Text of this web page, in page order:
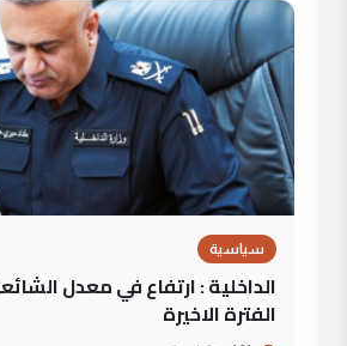
سياسية
الداخلية : ارتفاع في معدل
الفترة الاخيرة